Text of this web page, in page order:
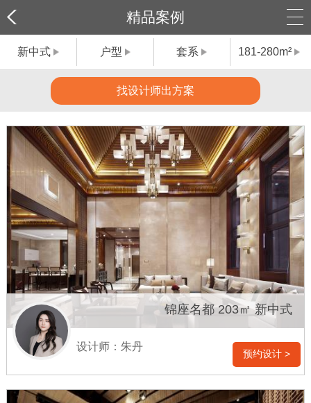
精品案例
新中式 户型 套系 181-280m²
找设计师出方案
锦座名都 203㎡ 新中式
设计师：朱丹
预约设计 >